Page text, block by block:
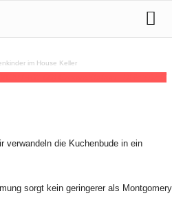
im House Keller
verwandeln die Kuchenbude in ein
sorgt kein geringerer als Montgomery